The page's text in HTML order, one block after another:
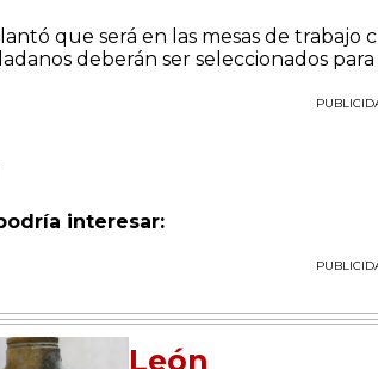
que será en las mesas de trabajo
deberán ser seleccionados
interesar:
León